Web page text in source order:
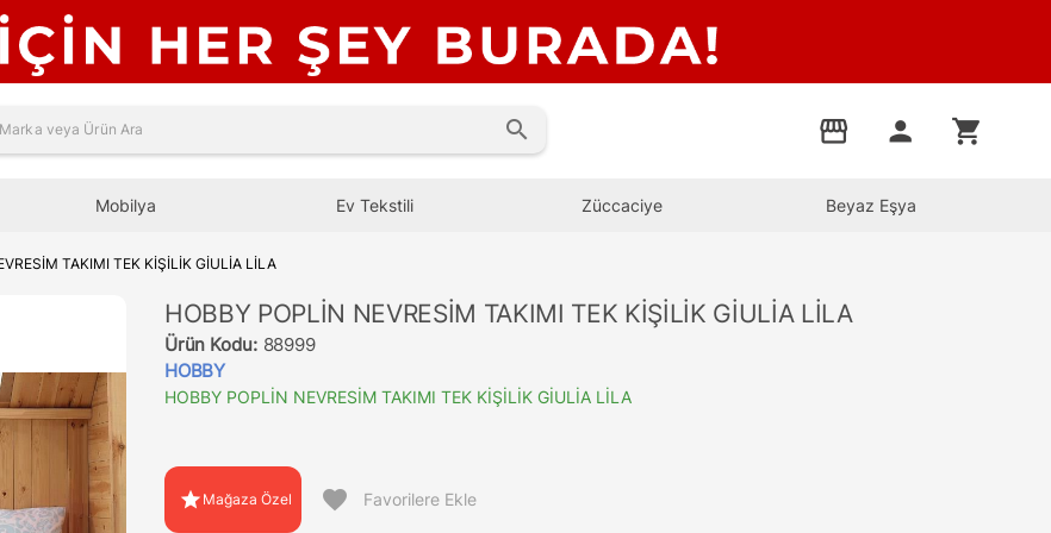
search storefront person shopping_cart
Mobilya Ev Tekstili Züccaciye Beyaz Eşya
TAKIMI TEK KİŞİLİK GİULİA LİLA
HOBBY POPLİN NEVRESİM TAKIMI TEK KİŞİLİK GİULİA LİLA
Ürün Kodu: 88999
HOBBY
HOBBY POPLİN NEVRESİM TAKIMI TEK KİŞİLİK GİULİA LİLA
star Mağaza Özel favorite Favorilere Ekle